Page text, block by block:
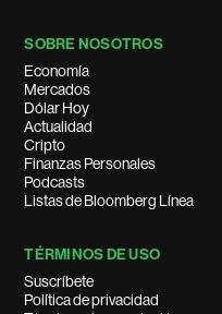
SOBRE NOSOTROS
Economía
Mercados
Dólar Hoy
Actualidad
Cripto
Finanzas Personales
Podcasts
Listas de Bloomberg Línea
TÉRMINOS DE USO
Suscríbete
Política de privacidad